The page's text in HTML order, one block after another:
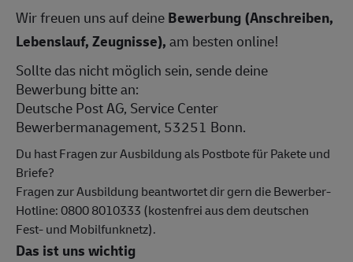
Wir freuen uns auf deineBewerbung (Anschreiben,
Lebenslauf, Zeugnisse),am besten online!
Sollte das nicht möglich sein, sende deine
Bewerbung bitte an:
Deutsche Post AG, Service Center
Bewerbermanagement, 53251 Bonn.
Du hast Fragen zur Ausbildung als Postbote für Pakete und
Briefe?
Fragen zur Ausbildung beantwortet dir gern die Bewerber-
Hotline: 0800 8010333 (kostenfrei aus dem deutschen
Fest- und Mobilfunknetz).
Das ist uns wichtig